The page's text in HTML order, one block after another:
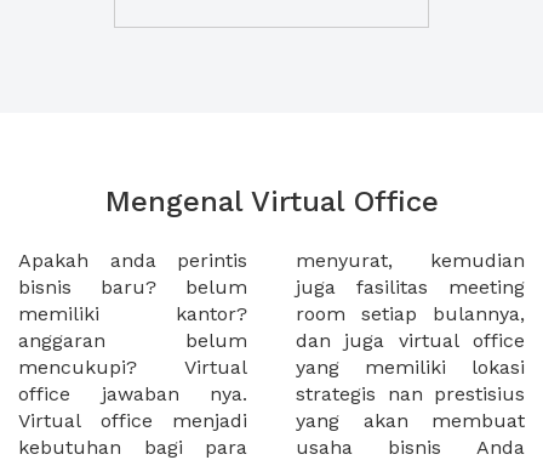
Mengenal Virtual Office
Apakah anda perintis
bisnis baru? belum
memiliki kantor?
anggaran belum
mencukupi? Virtual
office jawaban nya.
Virtual office menjadi
kebutuhan bagi para
menyurat, kemudian
juga fasilitas meeting
room setiap bulannya,
dan juga virtual office
yang memiliki lokasi
strategis nan prestisius
yang akan membuat
usaha bisnis Anda